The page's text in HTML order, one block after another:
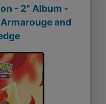
- 2" Album -
and